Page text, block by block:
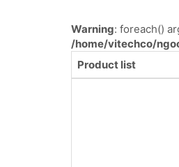
Warning: foreach()
/home/vitechco/
Product list